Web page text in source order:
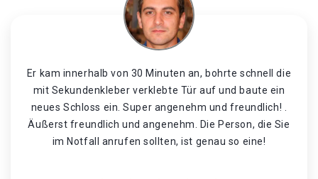
Er kam innerhalb von 30 Minuten an, bohrte schnell die
mit Sekundenkleber verklebte Tür auf und baute ein
neues Schloss ein. Super angenehm und freundlich! .
Äußerst freundlich und angenehm. Die Person, die Sie
im Notfall anrufen sollten, ist genau so eine!